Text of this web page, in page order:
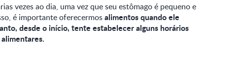
vezes ao dia, uma vez que seu estômago é pequeno e
é importante oferecermosalimentos quando ele
desde o início, tente estabelecer alguns horários